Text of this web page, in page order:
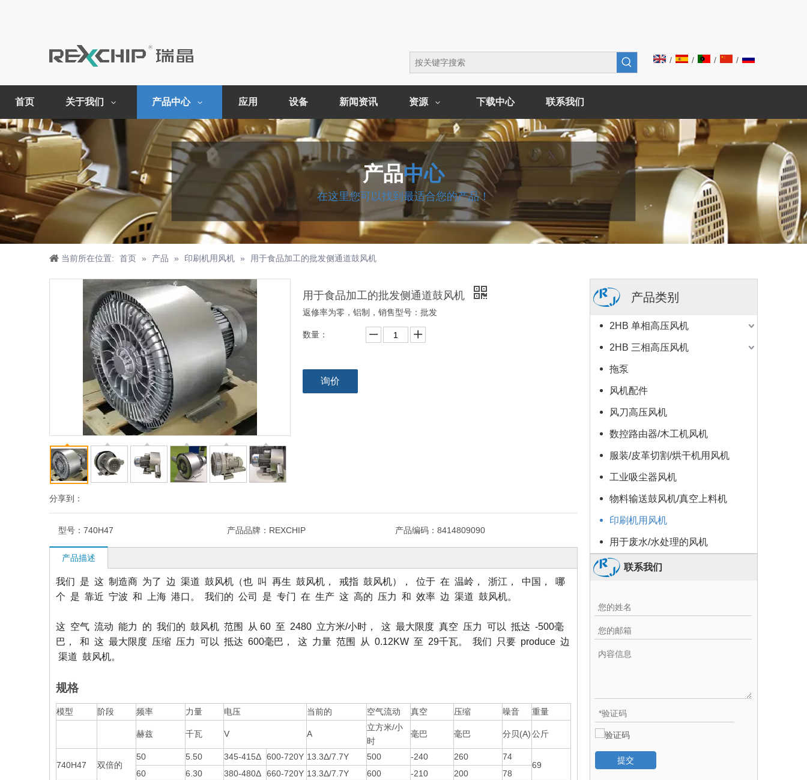
/ / / /
首页 关于我们 产品中心 应用 设备 新闻资讯 资源 下载中心 联系我们
产品中心
在这里您可以找到最适合您的产品！
当前所在位置: 首页 » 产品 » 印刷机用风机 » 用于食品加工的批发侧通道鼓风机
分享到：
用于食品加工的批发侧通道鼓风机
返修率为零，铝制，销售型号：批发
数量：
询价
型号： 740H47 产品品牌： REXCHIP 产品编码： 8414809090
产品描述
我们 是 这 制造商 为了 边 渠道 鼓风机（也 叫 再生 鼓风机， 戒指 鼓风机）， 位于 在 温岭， 浙江， 中国， 哪
个 是 靠近 宁波 和 上海 港口。 我们的 公司 是 专门 在 生产 这 高的 压力 和 效率 边 渠道 鼓风机。
这 空气 流动 能力 的 我们的 鼓风机 范围 从 60 至 2480 立方米/小时， 这 最大限度 真空 压力 可以 抵达 -500毫
巴， 和 这 最大限度 压缩 压力 可以 抵达 600毫巴， 这 力量 范围 从 0.12KW 至 29千瓦。 我们 只要 produce 边
渠道 鼓风机。
规格
模型 阶段 频率 力量 电压 当前的 空气流动 真空 压缩 噪音 重量
赫兹 千瓦 V A
立方米/小
时
毫巴 毫巴 分贝(A)公斤
740H47 双倍的
50 5.50 345-415Δ 600-720Y 13.3Δ/7.7Y 500 -240 260
74
69
60
6.30 380-480Δ 660-720Y 13.3Δ/7.7Y 600 -210 200 78
产品类别
2HB 单相高压风机
2HB 三相高压风机
拖泵
风机配件
风刀高压风机
数控路由器/木工机风机
服装/皮革切割/烘干机用风机
工业吸尘器风机
物料输送鼓风机/真空上料机
印刷机用风机
用于废水/水处理的风机
联系我们
提交